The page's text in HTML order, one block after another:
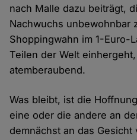
nach Malle dazu beiträgt,
Nachwuchs unbewohnbar
Shoppingwahn im 1-Euro-
Teilen der Welt
atemberaubend.
Was bleibt, ist die
eine oder die andere an
demnächst an das